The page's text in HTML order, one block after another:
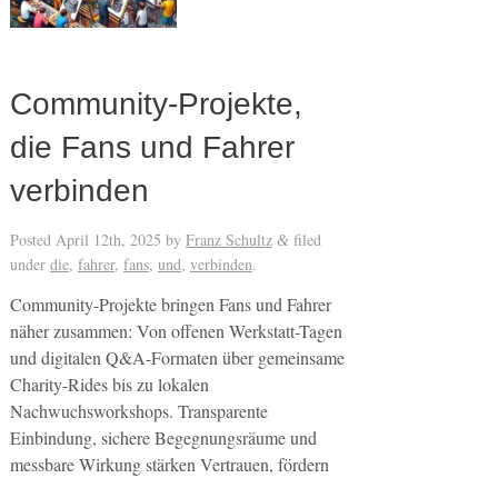
Community-Projekte,
die Fans und Fahrer
verbinden
Posted April 12th, 2025 by Franz Schultz &filed
under die, fahrer, fans, und, verbinden.
Community-Projekte bringen Fans und Fahrer
näher zusammen: Von offenen Werkstatt-Tagen
und digitalen Q&A-Formaten über gemeinsame
Charity-Rides bis zu lokalen
Nachwuchsworkshops. Transparente
Einbindung, sichere Begegnungsräume und
messbare Wirkung stärken Vertrauen, fördern